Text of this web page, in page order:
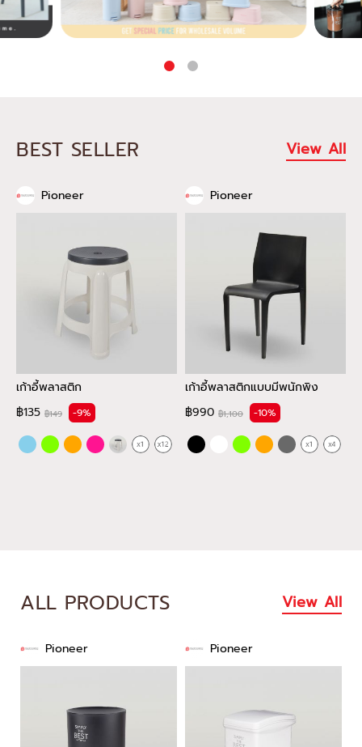
BEST SELLER View All
Pioneer
เก้าอี้พลาสติก
฿135 ฿149 -9%
Pioneer
เก้าอี้พลาสติกแบบมีพนักพิง
฿990 ฿1,100 -10%
ALL PRODUCTS View All
Pioneer Pioneer